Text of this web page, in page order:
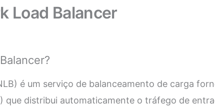
Load Balancer
é um serviço de balanceamento de carga
que distribui automaticamente o tráfego de